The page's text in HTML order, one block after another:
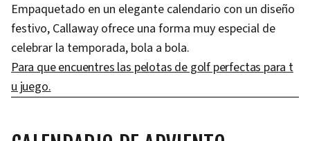
Empaquetado en un elegante calendario con un diseño
festivo, Callaway ofrece una forma muy especial de
celebrar la temporada, bola a bola.
Para que encuentres las pelotas de golf perfectas para t
u juego.